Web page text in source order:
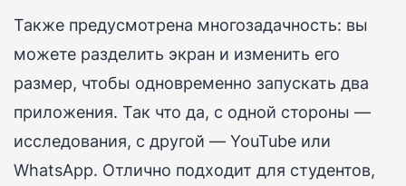
Также предусмотрена многозадачность: вы
можете разделить экран и изменить его
размер, чтобы одновременно запускать два
приложения. Так что да, с одной стороны —
исследования, с другой — YouTube или
WhatsApp. Отлично подходит для студентов,